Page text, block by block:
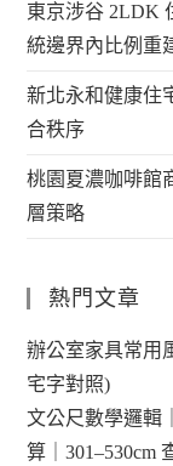
東京涉谷 2LDK
統邊界內比例重
新北永和健康住
合秩序
桃園夏濃咖啡館
層策略
熱門文章
辦公室家具常用
宅字對照)
文公尺數學邏輯
算｜301–530cm